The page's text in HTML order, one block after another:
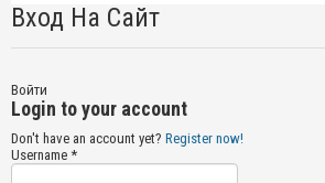
Вход На Сайт
Войти
Login to your account
Don't have an account yet? Register now!
Username *